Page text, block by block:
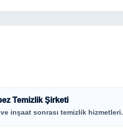
Temizlik Şirketi
inşaat sonrası temizlik hizmetleri.